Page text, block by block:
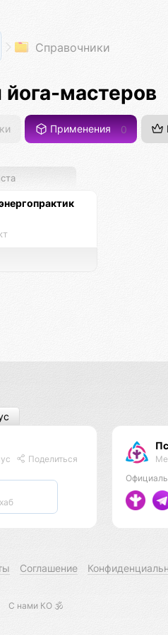
Справочники
мастеров
Применения 0
Поделиться
Соглашение
С нами КО 🕉️